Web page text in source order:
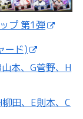
プ 第1弾
ード)
本、G菅野、H
田、E則本、C